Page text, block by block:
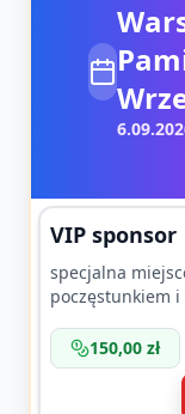
VIP sponsor
specjalna
poczęstunkiem
150,00 zł